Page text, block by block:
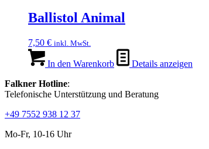
gewählt
werden
Varianten
auf.
können
auf
gewählt
Ballistol Animal
7,50 € inkl. MwSt.
In den Warenkorb
Details anzeigen
Falkner Hotline:
Telefonische Unterstützung und Beratung
+49 7552 938 12 37
Mo-Fr, 10-16 Uhr